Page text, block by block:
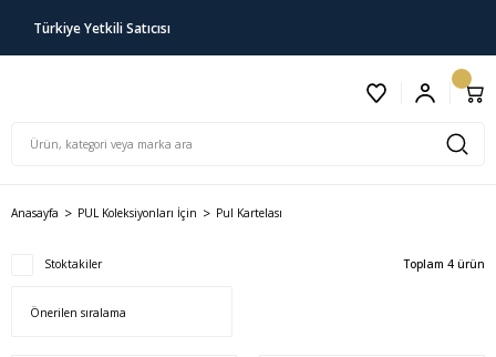
Türkiye Yetkili Satıcısı
Anasayfa PUL Koleksiyonları İçin Pul Kartelası
Stoktakiler Toplam 4 ürün